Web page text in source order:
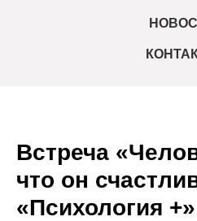
Встреча
что он
«Психология +»